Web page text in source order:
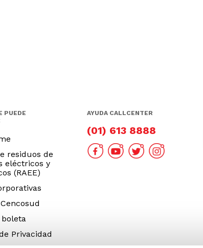
PUEDE
residuos de
eléctricos y
(RAEE)
boleta
Privacidad
AYUDA CALLCENTER
(01) 613 8888